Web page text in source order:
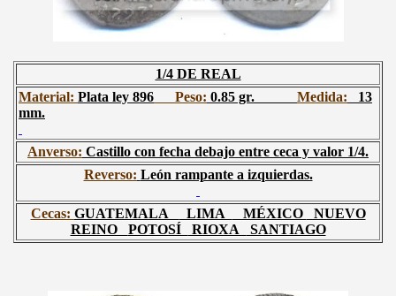
1/4 DE REAL
Material: Plata ley 896 Peso: 0.85 gr. Medida:
13
mm.
Anverso: Castillo con fecha debajo entre ceca y valor 1/4.
Reverso: León rampante a izquierdas.
Cecas: GUATEMALA LIMA MÉXICO
NUEVO
REINO POTOSÍ RIOXA SANTIAGO